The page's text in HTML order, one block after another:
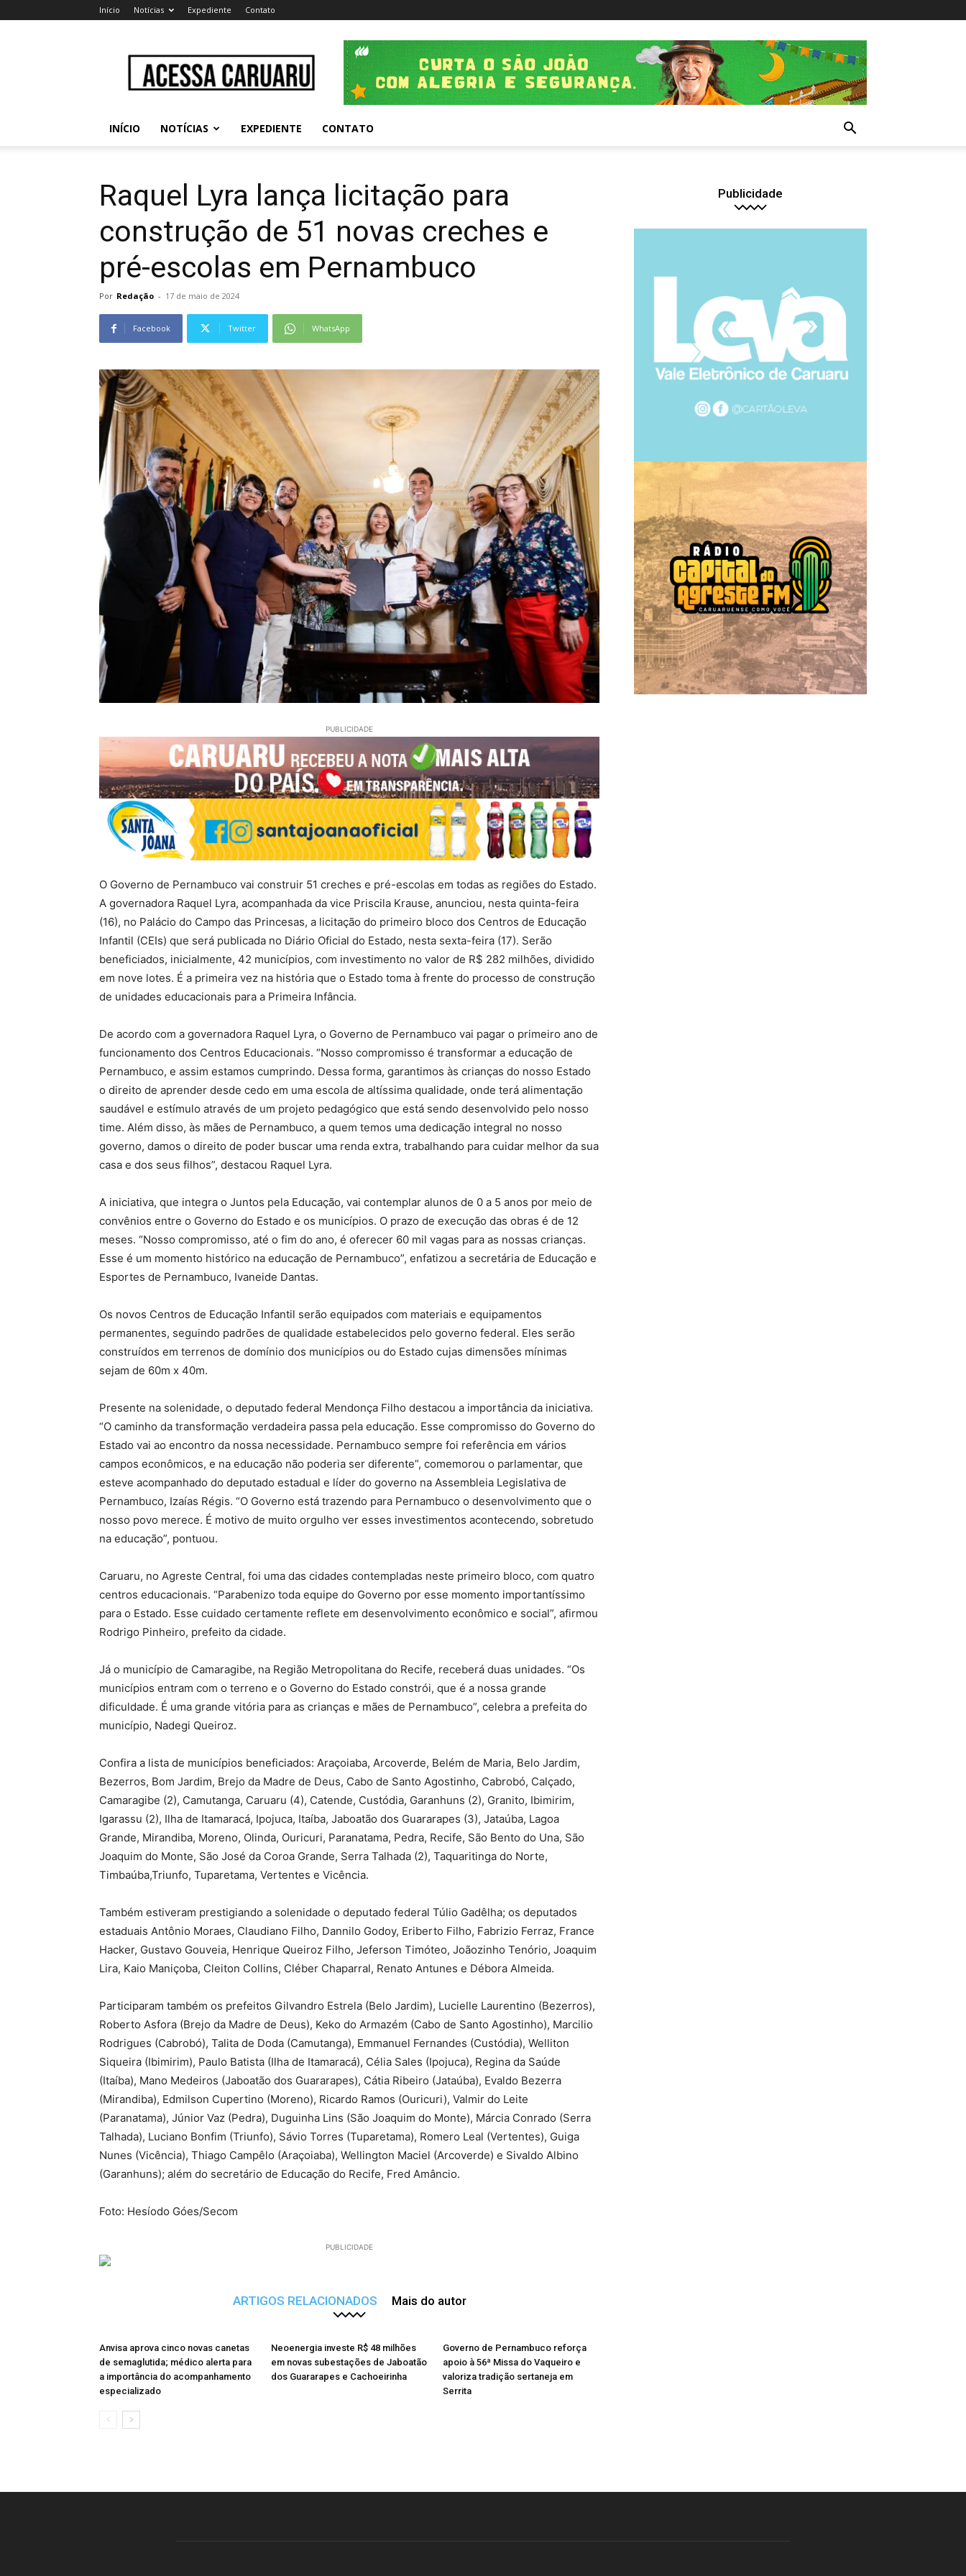
Início Notícias Expediente Contato
Caruaru
INÍCIO NOTÍCIAS EXPEDIENTE CONTATO
Raquel Lyra lança licitação para
construção de 51 novas creches e
pré-escolas em Pernambuco
Por Redação - 17 de maio de 2024
Facebook Twitter WhatsApp
PUBLICIDADE
O Governo de Pernambuco vai construir 51 creches e pré-escolas em todas as regiões do Estado.
A governadora Raquel Lyra, acompanhada da vice Priscila Krause, anunciou, nesta quinta-feira
(16), no Palácio do Campo das Princesas, a licitação do primeiro bloco dos Centros de Educação
Infantil (CEIs) que será publicada no Diário Oficial do Estado, nesta sexta-feira (17). Serão
beneficiados, inicialmente, 42 municípios, com investimento no valor de R$ 282 milhões, dividido
em nove lotes. É a primeira vez na história que o Estado toma à frente do processo de construção
de unidades educacionais para a Primeira Infância.
De acordo com a governadora Raquel Lyra, o Governo de Pernambuco vai pagar o primeiro ano de
funcionamento dos Centros Educacionais. “Nosso compromisso é transformar a educação de
Pernambuco, e assim estamos cumprindo. Dessa forma, garantimos às crianças do nosso Estado
o direito de aprender desde cedo em uma escola de altíssima qualidade, onde terá alimentação
saudável e estímulo através de um projeto pedagógico que está sendo desenvolvido pelo nosso
time. Além disso, às mães de Pernambuco, a quem temos uma dedicação integral no nosso
governo, damos o direito de poder buscar uma renda extra, trabalhando para cuidar melhor da sua
casa e dos seus filhos”, destacou Raquel Lyra.
A iniciativa, que integra o Juntos pela Educação, vai contemplar alunos de 0 a 5 anos por meio de
convênios entre o Governo do Estado e os municípios. O prazo de execução das obras é de 12
meses. “Nosso compromisso, até o fim do ano, é oferecer 60 mil vagas para as nossas crianças.
Esse é um momento histórico na educação de Pernambuco”, enfatizou a secretária de Educação e
Esportes de Pernambuco, Ivaneide Dantas.
Os novos Centros de Educação Infantil serão equipados com materiais e equipamentos
permanentes, seguindo padrões de qualidade estabelecidos pelo governo federal. Eles serão
construídos em terrenos de domínio dos municípios ou do Estado cujas dimensões mínimas
sejam de 60m x 40m.
Presente na solenidade, o deputado federal Mendonça Filho destacou a importância da iniciativa.
“O caminho da transformação verdadeira passa pela educação. Esse compromisso do Governo do
Estado vai ao encontro da nossa necessidade. Pernambuco sempre foi referência em vários
campos econômicos, e na educação não poderia ser diferente”, comemorou o parlamentar, que
esteve acompanhado do deputado estadual e líder do governo na Assembleia Legislativa de
Pernambuco, Izaías Régis. “O Governo está trazendo para Pernambuco o desenvolvimento que o
nosso povo merece. É motivo de muito orgulho ver esses investimentos acontecendo, sobretudo
na educação”, pontuou.
Caruaru, no Agreste Central, foi uma das cidades contempladas neste primeiro bloco, com quatro
centros educacionais. “Parabenizo toda equipe do Governo por esse momento importantíssimo
para o Estado. Esse cuidado certamente reflete em desenvolvimento econômico e social”, afirmou
Rodrigo Pinheiro, prefeito da cidade.
Já o município de Camaragibe, na Região Metropolitana do Recife, receberá duas unidades. “Os
municípios entram com o terreno e o Governo do Estado constrói, que é a nossa grande
dificuldade. É uma grande vitória para as crianças e mães de Pernambuco”, celebra a prefeita do
município, Nadegi Queiroz.
Confira a lista de municípios beneficiados: Araçoiaba, Arcoverde, Belém de Maria, Belo Jardim,
Bezerros, Bom Jardim, Brejo da Madre de Deus, Cabo de Santo Agostinho, Cabrobó, Calçado,
Camaragibe (2), Camutanga, Caruaru (4), Catende, Custódia, Garanhuns (2), Granito, Ibimirim,
Igarassu (2), Ilha de Itamaracá, Ipojuca, Itaíba, Jaboatão dos Guararapes (3), Jataúba, Lagoa
Grande, Mirandiba, Moreno, Olinda, Ouricuri, Paranatama, Pedra, Recife, São Bento do Una, São
Joaquim do Monte, São José da Coroa Grande, Serra Talhada (2), Taquaritinga do Norte,
Timbaúba,Triunfo, Tuparetama, Vertentes e Vicência.
Também estiveram prestigiando a solenidade o deputado federal Túlio Gadêlha; os deputados
estaduais Antônio Moraes, Claudiano Filho, Dannilo Godoy, Eriberto Filho, Fabrizio Ferraz, France
Hacker, Gustavo Gouveia, Henrique Queiroz Filho, Jeferson Timóteo, Joãozinho Tenório, Joaquim
Lira, Kaio Maniçoba, Cleiton Collins, Cléber Chaparral, Renato Antunes e Débora Almeida.
Participaram também os prefeitos Gilvandro Estrela (Belo Jardim), Lucielle Laurentino (Bezerros),
Roberto Asfora (Brejo da Madre de Deus), Keko do Armazém (Cabo de Santo Agostinho), Marcilio
Rodrigues (Cabrobó), Talita de Doda (Camutanga), Emmanuel Fernandes (Custódia), Welliton
Siqueira (Ibimirim), Paulo Batista (Ilha de Itamaracá), Célia Sales (Ipojuca), Regina da Saúde
(Itaíba), Mano Medeiros (Jaboatão dos Guararapes), Cátia Ribeiro (Jataúba), Evaldo Bezerra
(Mirandiba), Edmilson Cupertino (Moreno), Ricardo Ramos (Ouricuri), Valmir do Leite
(Paranatama), Júnior Vaz (Pedra), Duguinha Lins (São Joaquim do Monte), Márcia Conrado (Serra
Talhada), Luciano Bonfim (Triunfo), Sávio Torres (Tuparetama), Romero Leal (Vertentes), Guiga
Nunes (Vicência), Thiago Campêlo (Araçoiaba), Wellington Maciel (Arcoverde) e Sivaldo Albino
(Garanhuns); além do secretário de Educação do Recife, Fred Amâncio.
Foto: Hesíodo Góes/Secom
PUBLICIDADE
ARTIGOS RELACIONADOS Mais do autor
Anvisa aprova cinco novas canetas
de semaglutida; médico alerta para
a importância do acompanhamento
especializado
Neoenergia investe R$ 48 milhões
em novas subestações de Jaboatão
dos Guararapes e Cachoeirinha
Governo de Pernambuco reforça
apoio à 56ª Missa do Vaqueiro e
valoriza tradição sertaneja em
Serrita
Publicidade